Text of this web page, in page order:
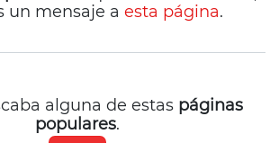
un mensaje a esta página.
alguna de estas páginas
populares.